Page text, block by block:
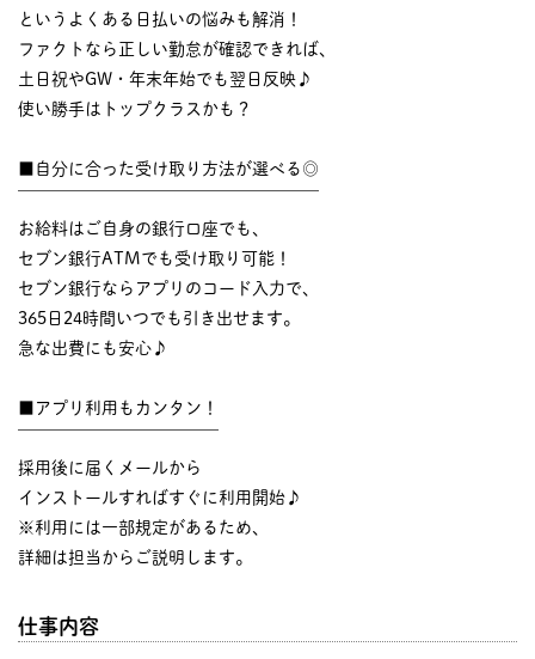
というよくある日払いの悩みも解消！
ファクトなら正しい勤怠が確認できれば、
土日祝やGW・年末年始でも翌日反映♪
使い勝手はトップクラスかも？
■自分に合った受け取り方法が選べる◎
お給料はご自身の銀行口座でも、
セブン銀行ATMでも受け取り可能！
セブン銀行ならアプリのコード入力で、
365日24時間いつでも引き出せます。
急な出費にも安心♪
■アプリ利用もカンタン！
採用後に届くメールから
インストールすればすぐに利用開始♪
※利用には一部規定があるため、
詳細は担当からご説明します。
仕事内容